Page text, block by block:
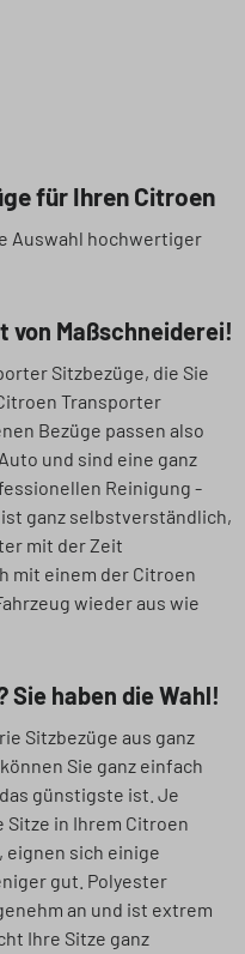
für Ihren Citroen
Auswahl hochwertiger
von Maßschneiderei!
Sitzbezüge, die Sie
Transporter
Bezüge passen also
und sind eine ganz
Reinigung -
ganz selbstverständlich,
mit der Zeit
mit einem der Citroen
wieder aus wie
haben die Wahl!
Sitzbezüge aus ganz
Sie ganz einfach
günstigste ist. Je
Sitze in Ihrem Citroen
sich einige
gut. Polyester
an und ist extrem
Ihre Sitze ganz